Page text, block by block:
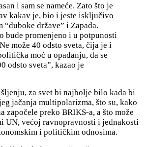
i sam se nameće. Zato što je
kakav je, bio i jeste isključivo
“duboke države” i Zapada.
bude promenjeno i u potpunosti
može 40 odsto sveta, čija je i
moć u opadanju, da se
odsto sveta”, kazao je
za svet bi najbolje bilo kada bi
jačanja multipolarizma, što su, kako
započele preko BRIKS-a, a što može
UN, većoj ravnopravnosti i jednakosti
i političkim odnosima.